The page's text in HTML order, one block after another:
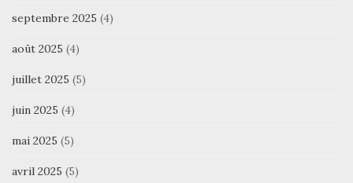
septembre 2025 (4)
août 2025 (4)
juillet 2025 (5)
juin 2025 (4)
mai 2025 (5)
avril 2025 (5)